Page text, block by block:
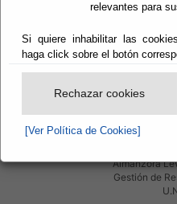
relevantes para
Si quiere inhabilitar las
haga click sobre el botón
Rechazar cookies
[Ver Política de Cookies]
Enlaces
Punto de
Ministerio de
Manual
Almanzora
Gestión de